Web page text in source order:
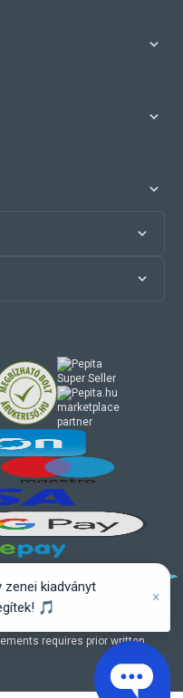
requires prior written
marketplace
partner
zenei kiadványt
🎵
×